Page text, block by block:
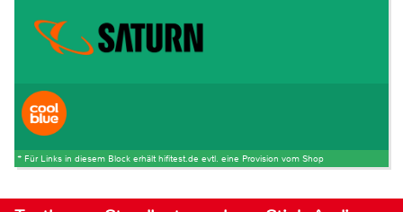
* Für Links in diesem Block erhält hifitest.de evtl. eine Provision vom Shop